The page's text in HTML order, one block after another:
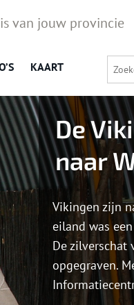
van jouw provincie
KAART
De
naar
Vikingen zijn
eiland was
De zilverschat
opgegraven.